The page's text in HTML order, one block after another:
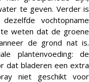
te geven. Verder is
vochtopname
weten dat de groene
de grond nat is.
plantenvoeding: de
dat bladeren een extra
niet geschikt voor